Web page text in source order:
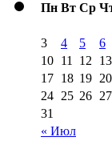
Пн Вт Ср
« Июл
3
4 5 6
10 11 12 13
17 18 19 20
24 25 26 27
31